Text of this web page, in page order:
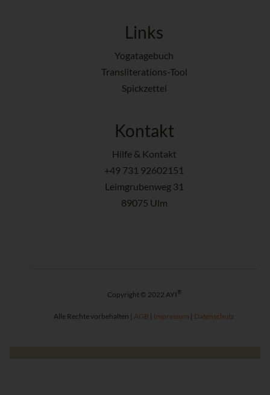
Links
Yogatagebuch
Transliterations-Tool
Spickzettel
Kontakt
Hilfe & Kontakt
+49 731 92602151
Leimgrubenweg 31
89075 Ulm
Copyright © 2022 AYI ®
Alle Rechte vorbehalten | AGB | Impressum | Datenschutz